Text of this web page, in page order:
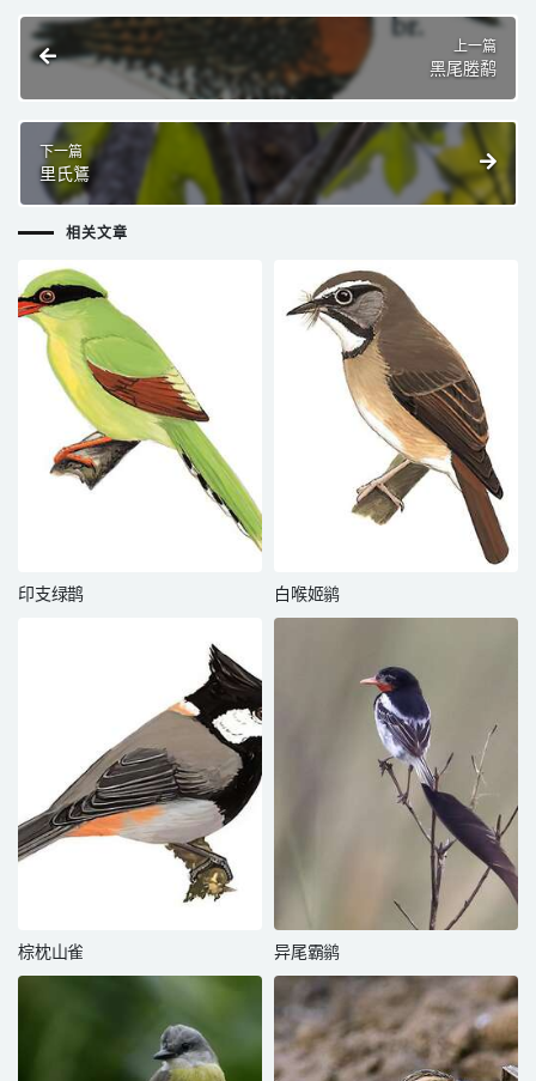
上一篇
黑尾塍鹬
下一篇
里氏鵟
相关文章
印支绿鹊 白喉姬鹟
棕枕山雀 异尾霸鹟